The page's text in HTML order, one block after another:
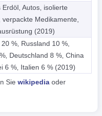
Erdöl, Autos, isolierte
verpackte Medikamente,
(2019)
%, Russland 10 %,
Deutschland 8 %, China
6 %, Italien 6 % (2019)
Sie wikipediaoder